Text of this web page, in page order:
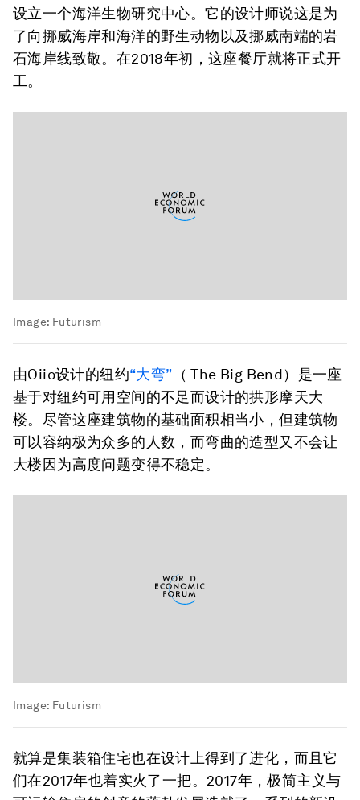
设立一个海洋生物研究中心。它的设计师说这是为
了向挪威海岸和海洋的野生动物以及挪威南端的岩
石海岸线致敬。在2018年初，这座餐厅就将正式开
工。
Image: Futurism
由Oiio设计的纽约“大弯” （ The Big Bend）是一座
基于对纽约可用空间的不足而设计的拱形摩天大
楼。尽管这座建筑物的基础面积相当小，但建筑物
可以容纳极为众多的人数，而弯曲的造型又不会让
大楼因为高度问题变得不稳定。
Image: Futurism
就算是集装箱住宅也在设计上得到了进化，而且它
们在2017年也着实火了一把。2017年，极简主义与